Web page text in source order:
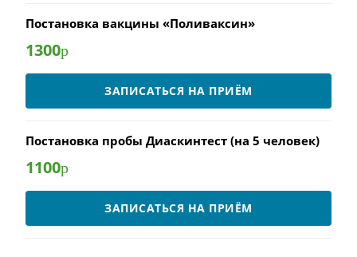
Постановка вакцины «Поливаксин»
1300р
ЗАПИСАТЬСЯ НА ПРИЁМ
Постановка пробы Диаскинтест (на 5 человек)
1100р
ЗАПИСАТЬСЯ НА ПРИЁМ